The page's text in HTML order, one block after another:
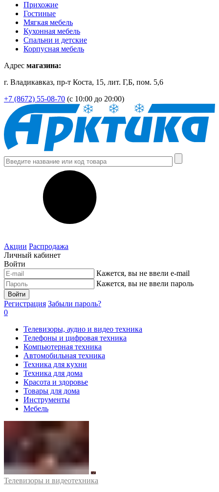
Прихожие
Гостиные
Мягкая мебель
Кухонная мебель
Спальни и детские
Корпусная мебель
Адрес магазина:
г. Владикавказ, пр-т Коста, 15, лит. Г,Б, пом. 5,6
+7 (8672) 55-08-70 (с 10:00 до 20:00)
Акции Распродажа
Личный кабинет
Войти
Кажется, вы не ввели e-mail
Кажется, вы не ввели пароль
Войти
Регистрация Забыли пароль?
0
Телевизоры, аудио и видео техника
Телефоны и цифровая техника
Компьютерная техника
Автомобильная техника
Техника для кухни
Техника для дома
Красота и здоровье
Товары для дома
Инструменты
Мебель
Телевизоры и видеотехника